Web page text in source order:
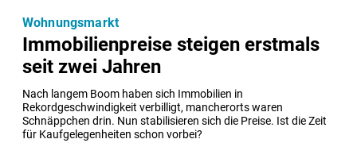
Immobilienpreise steigen erstmals
seit zwei Jahren
Nach langem Boom haben sich Immobilien in
Rekordgeschwindigkeit verbilligt, mancherorts waren
Schnäppchen drin. Nun stabilisieren sich die Preise. Ist die Zeit
für Kaufgelegenheiten schon vorbei?
Wohnungsmarkt